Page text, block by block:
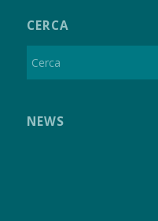
CERCA
NEWS